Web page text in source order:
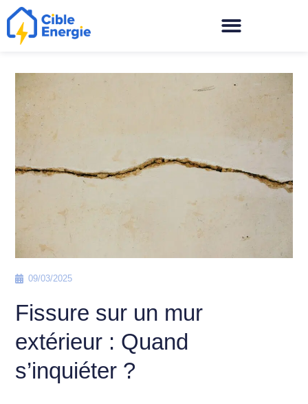
09/03/2025
Fissure sur un mur
extérieur : Quand
s’inquiéter ?